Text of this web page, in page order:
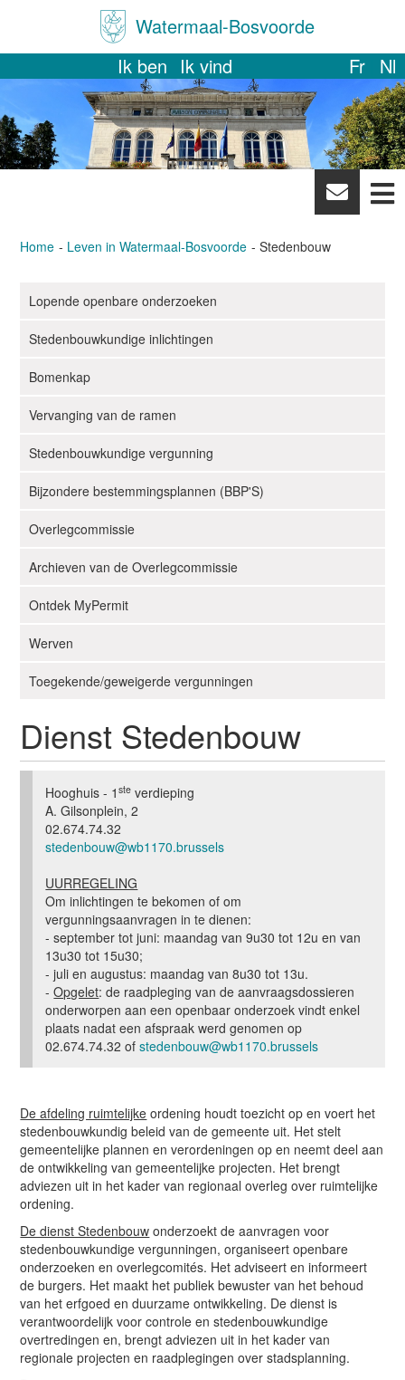
Watermaal-Bosvoorde
Ik ben Ik vind Fr Nl
News
Home Leven in Watermaal-Bosvoorde Stedenbouw
N
v
i
a
i
e
Lopende openbare onderzoeken
Stedenbouwkundige inlichtingen
Bomenkap
Vervanging van de ramen
Stedenbouwkundige vergunning
Bijzondere bestemmingsplannen (BBP'S)
Overlegcommissie
Archieven van de Overlegcommissie
Ontdek MyPermit
Werven
Toegekende/geweigerde vergunningen
Dienst Stedenbouw
Hooghuis - 1ste verdieping
A. Gilsonplein, 2
02.674.74.32
stedenbouw@wb1170.brussels
UURREGELING
Om inlichtingen te bekomen of om
vergunningsaanvragen in te dienen:
- september tot juni: maandag van 9u30 tot 12u en van
13u30 tot 15u30;
- juli en augustus: maandag van 8u30 tot 13u.
-Opgelet: de raadpleging van de aanvraagsdossieren
onderworpen aan een openbaar onderzoek vindt enkel
plaats nadat een afspraak werd genomen op
02.674.74.32 ofstedenbouw@wb1170.brussels
De afdeling ruimtelijke ordening houdt toezicht op en voert het
stedenbouwkundig beleid van de gemeente uit. Het stelt
gemeentelijke plannen en verordeningen op en neemt deel aan
de ontwikkeling van gemeentelijke projecten. Het brengt
adviezen uit in het kader van regionaal overleg over ruimtelijke
ordening.
De dienst Stedenbouw onderzoekt de aanvragen voor
stedenbouwkundige vergunningen, organiseert openbare
onderzoeken en overlegcomités. Het adviseert en informeert
de burgers. Het maakt het publiek bewuster van het behoud
van het erfgoed en duurzame ontwikkeling. De dienst is
verantwoordelijk voor controle en stedenbouwkundige
overtredingen en, brengt adviezen uit in het kader van
regionale projecten en raadplegingen over stadsplanning.